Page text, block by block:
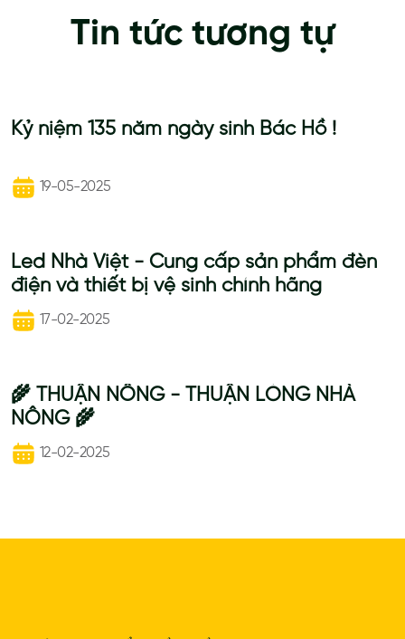
Tin tức tương tự
Kỷ niệm 135 năm ngày sinh Bác Hồ !
19-05-2025
Led Nhà Việt - Cung cấp sản phẩm đèn
điện và thiết bị vệ sinh chính hãng
17-02-2025
🌾 THUẬN NÔNG - THUẬN LÒNG NHÀ
NÔNG 🌾
12-02-2025